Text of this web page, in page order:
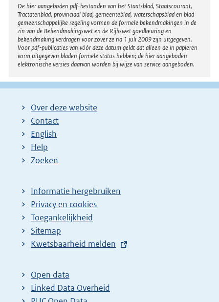
Disclaimer
De hier aangeboden pdf-bestanden van het Staatsblad, Staatscourant,
Tractatenblad, provinciaal blad, gemeenteblad, waterschapsblad en blad
gemeenschappelijke regeling vormen de formele bekendmakingen in de
zin van de Bekendmakingswet en de Rijkswet goedkeuring en
bekendmaking verdragen voor zover ze na 1 juli 2009 zijn uitgegeven.
Voor pdf-publicaties van vóór deze datum geldt dat alleen de in papieren
vorm uitgegeven bladen formele status hebben; de hier aangeboden
elektronische versies daarvan worden bij wijze van service aangeboden.
Over deze website
Contact
English
Help
Zoeken
Informatie hergebruiken
Privacy en cookies
Toegankelijkheid
Sitemap
E
t
e
r
Kwetsbaarheid melden
Open data
Linked Data Overheid